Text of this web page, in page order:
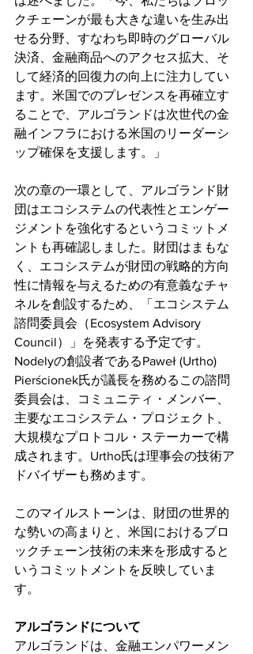
クチェーンが最も大きな違いを生み出
せる分野、すなわち即時のグローバル
決済、金融商品へのアクセス拡大、そ
して経済的回復力の向上に注力してい
ます。米国でのプレゼンスを再確立す
ることで、アルゴランドは次世代の金
融インフラにおける米国のリーダーシ
ップ確保を支援します。」
次の章の一環として、アルゴランド財
団はエコシステムの代表性とエンゲー
ジメントを強化するというコミットメ
ントも再確認しました。財団はまもな
く、エコシステムが財団の戦略的方向
性に情報を与えるための有意義なチャ
ネルを創設するため、「エコシステム
諮問委員会（Ecosystem Advisory
Council）」を発表する予定です。
Nodelyの創設者であるPaweł (Urtho)
Pierścionek氏が議長を務めるこの諮問
委員会は、コミュニティ・メンバー、
主要なエコシステム・プロジェクト、
大規模なプロトコル・ステーカーで構
成されます。Urtho氏は理事会の技術ア
ドバイザーも務めます。
このマイルストーンは、財団の世界的
な勢いの高まりと、米国におけるブロ
ックチェーン技術の未来を形成すると
いうコミットメントを反映していま
す。
アルゴランドについて
アルゴランドは、金融エンパワーメン